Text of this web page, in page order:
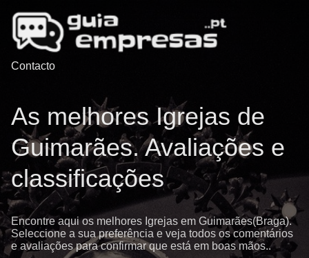
Contacto
As melhores Igrejas de
Guimarães. Avaliações e
classificações
Encontre aqui os melhores Igrejas em Guimarães(Braga).
Seleccione a sua preferência e veja todos os comentários
e avaliações para confirmar que está em boas mãos..